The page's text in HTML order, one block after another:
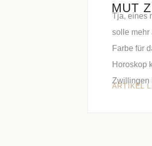
MUT
Tja, eines
solle mehr
Farbe für
Horoskop
Zwillingen
ARTIKEL